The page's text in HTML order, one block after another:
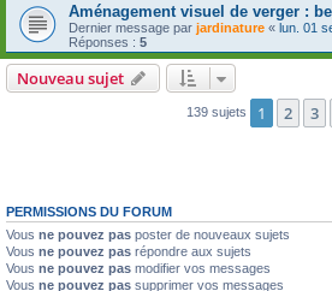
Aménagement visuel de verger :
Dernier message par jardinature « lun. 01
Réponses : 5
Nouveau sujet
139 sujets 1 2 3
PERMISSIONS DU FORUM
Vous ne pouvez pas poster de nouveaux sujets
Vous ne pouvez pas répondre aux sujets
Vous ne pouvez pas modifier vos messages
Vous ne pouvez pas supprimer vos messages